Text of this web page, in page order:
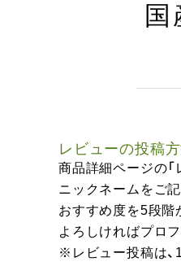
レビューの投稿
商品詳細ページの「
ニックネームをご記
おすすめ度を5段階
よろしければプロ
※レビュー投稿は、